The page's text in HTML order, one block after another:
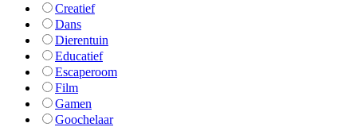
Creatief
Dans
Dierentuin
Educatief
Escaperoom
Film
Gamen
Goochelaar